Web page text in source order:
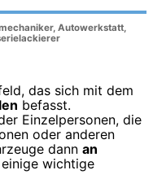
Autowerkstatt,
das sich mit dem
befasst.
Einzelpersonen, die
oder anderen
dann an
wichtige